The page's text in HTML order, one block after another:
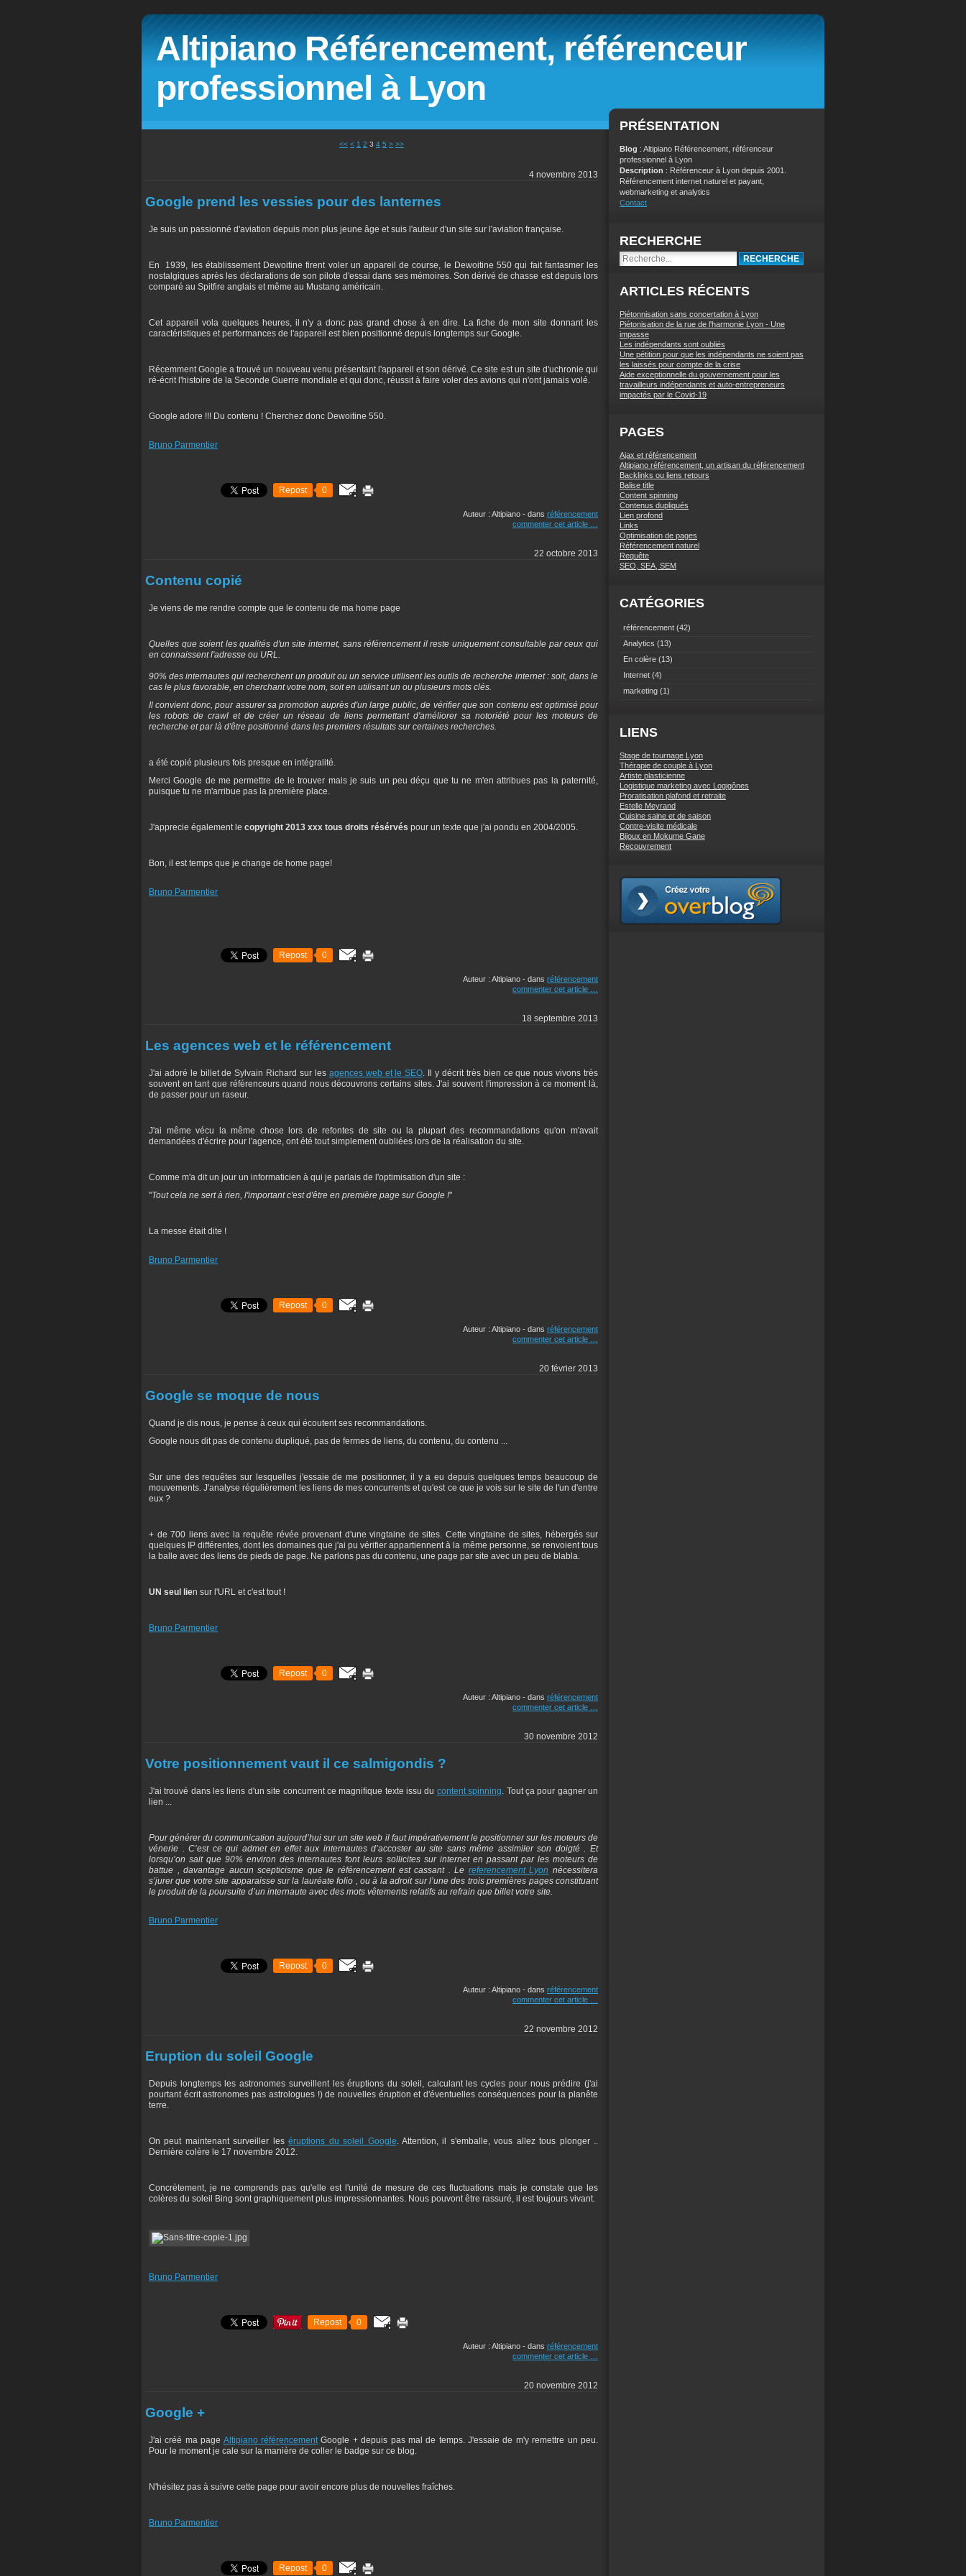
Altipiano Référencement, référenceur
professionnel à Lyon
<< < 1 2 3 4 5 > >>
4 novembre 2013
Google prend les vessies pour des lanternes
Je suis un passionné d'aviation depuis mon plus jeune âge et suis l'auteur d'un site sur l'aviation française.
En 1939, les établissement Dewoitine firent voler un appareil de course, le Dewoitine 550 qui fait fantasmer les
nostalgiques après les déclarations de son pilote d'essai dans ses mémoires. Son dérivé de chasse est depuis lors
comparé au Spitfire anglais et même au Mustang américain.
Cet appareil vola quelques heures, il n'y a donc pas grand chose à en dire. La fiche de mon site donnant les
caractéristiques et performances de l'appareil est bien positionné depuis longtemps sur Google.
Récemment Google a trouvé un nouveau venu présentant l'appareil et son dérivé. Ce site est un site d'uchronie qui
ré-écrit l'histoire de la Seconde Guerre mondiale et qui donc, réussit à faire voler des avions qui n'ont jamais volé.
Google adore !!! Du contenu ! Cherchez donc Dewoitine 550.
Bruno Parmentier
Repost 0
Auteur : Altipiano - dans référencement
commenter cet article
22 octobre 2013
Contenu copié
Je viens de me rendre compte que le contenu de ma home page
Quelles que soient les qualités d'un site internet, sans référencement il reste uniquement consultable par ceux qui
en connaissent l'adresse ou URL.
90% des internautes qui recherchent un produit ou un service utilisent les outils de recherche internet : soit, dans le
cas le plus favorable, en cherchant votre nom, soit en utilisant un ou plusieurs mots clés.
Il convient donc, pour assurer sa promotion auprès d'un large public, de vérifier que son contenu est optimisé pour
les robots de crawl et de créer un réseau de liens permettant d'améliorer sa notoriété pour les moteurs de
recherche et par là d'être positionné dans les premiers résultats sur certaines recherches.
a été copié plusieurs fois presque en intégralité.
Merci Google de me permettre de le trouver mais je suis un peu déçu que tu ne m'en attribues pas la paternité,
puisque tu ne m'arribue pas la première place.
J'apprecie également le copyright 2013 xxx tous droits résérvés pour un texte que j'ai pondu en 2004/2005.
Bon, il est temps que je change de home page!
Bruno Parmentier
Repost 0
Auteur : Altipiano - dans référencement
commenter cet article
18 septembre 2013
Les agences web et le référencement
J'ai adoré le billet de Sylvain Richard sur les agences web et le SEO. Il y décrit très bien ce que nous vivons très
souvent en tant que référenceurs quand nous découvrons certains sites. J'ai souvent l'impression à ce moment là,
de passer pour un raseur.
J'ai même vécu la même chose lors de refontes de site ou la plupart des recommandations qu'on m'avait
demandées d'écrire pour l'agence, ont été tout simplement oubliées lors de la réalisation du site.
Comme m'a dit un jour un informaticien à qui je parlais de l'optimisation d'un site :
"Tout cela ne sert à rien, l'important c'est d'être en première page sur Google !"
La messe était dite !
Bruno Parmentier
Repost 0
Auteur : Altipiano - dans référencement
commenter cet article
20 février 2013
Google se moque de nous
Quand je dis nous, je pense à ceux qui écoutent ses recommandations.
Google nous dit pas de contenu dupliqué, pas de fermes de liens, du contenu, du contenu ...
Sur une des requêtes sur lesquelles j'essaie de me positionner, il y a eu depuis quelques temps beaucoup de
mouvements. J'analyse régulièrement les liens de mes concurrents et qu'est ce que je vois sur le site de l'un d'entre
eux ?
+ de 700 liens avec la requête révée provenant d'une vingtaine de sites. Cette vingtaine de sites, hébergés sur
quelques IP différentes, dont les domaines que j'ai pu vérifier appartiennent à la même personne, se renvoient tous
la balle avec des liens de pieds de page. Ne parlons pas du contenu, une page par site avec un peu de blabla.
UN seul lien sur l'URL et c'est tout !
Bruno Parmentier
Repost 0
Auteur : Altipiano - dans référencement
commenter cet article
30 novembre 2012
Votre positionnement vaut il ce salmigondis ?
J'ai trouvé dans les liens d'un site concurrent ce magnifique texte issu du content spinning. Tout ça pour gagner un
lien ...
Pour générer du communication aujourd’hui sur un site web il faut impérativement le positionner sur les moteurs de
vénerie . C’est ce qui admet en effet aux internautes d’accoster au site sans même assimiler son doigté . Et
lorsqu’on sait que 90% environ des internautes font leurs sollicites sur internet en passant par les moteurs de
battue , davantage aucun scepticisme que le référencement est cassant . Le referencement Lyon nécessitera
s’jurer que votre site apparaisse sur la lauréate folio , ou à la adroit sur l’une des trois premières pages constituant
le produit de la poursuite d’un internaute avec des mots vêtements relatifs au refrain que billet votre site.
Bruno Parmentier
Repost 0
Auteur : Altipiano - dans référencement
commenter cet article
22 novembre 2012
Eruption du soleil Google
Depuis longtemps les astronomes surveillent les éruptions du soleil, calculant les cycles pour nous prédire (j'ai
pourtant écrit astronomes pas astrologues !) de nouvelles éruption et d'éventuelles conséquences pour la planête
terre.
On peut maintenant surveiller leséruptions du soleil Google. Attention, il s'emballe, vous allez tous plonger ..
Dernière colère le 17 novembre 2012.
Concrètement, je ne comprends pas qu'elle est l'unité de mesure de ces fluctuations mais je constate que les
colères du soleil Bing sont graphiquement plus impressionnantes. Nous pouvont être rassuré, il est toujours vivant.
Bruno Parmentier
Repost 0
Auteur : Altipiano - dans référencement
commenter cet article
20 novembre 2012
Google +
J'ai créé ma page Altipiano référencementGoogle + depuis pas mal de temps. J'essaie de m'y remettre un peu.
Pour le moment je cale sur la manière de coller le badge sur ce blog.
N'hésitez pas à suivre cette page pour avoir encore plus de nouvelles fraîches.
Bruno Parmentier
Repost 0
PRÉSENTATION
Blog : Altipiano Référencement, référenceur
professionnel à Lyon
Description : Référenceur à Lyon depuis 2001.
Référencement internet naturel et payant,
webmarketing et analytics
Contact
RECHERCHE
ARTICLES RÉCENTS
Piétonnisation sans concertation à Lyon
Piétonisation de la rue de l'harmonie Lyon - Une
impasse
Les indépendants sont oubliés
Une pétition pour que les indépendants ne soient pas
les laissés pour compte de la crise
Aide exceptionnelle du gouvernement pour les
travailleurs indépendants et auto-entrepreneurs
impactés par le Covid-19
PAGES
Ajax et référencement
Altipiano référencement, un artisan du référencement
Backlinks ou liens retours
Balise title
Content spinning
Contenus dupliqués
Lien profond
Links
Optimisation de pages
Référencement naturel
Requête
SEO, SEA, SEM
CATÉGORIES
référencement (42)
Analytics (13)
En colère (13)
Internet (4)
marketing (1)
LIENS
Stage de tournage Lyon
Thérapie de couple à Lyon
Artiste plasticienne
Logistique marketing avec Logigônes
Proratisation plafond et retraite
Estelle Meyrand
Cuisine saine et de saison
Contre-visite médicale
Bijoux en Mokume Gane
Recouvrement